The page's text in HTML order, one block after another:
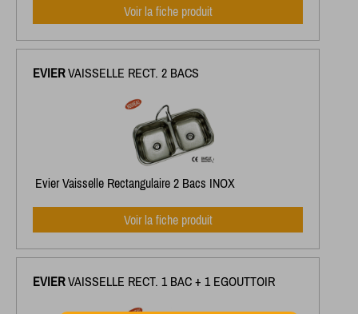
Voir la fiche produit
EVIERVAISSELLE RECT. 2 BACS
Evier Vaisselle Rectangulaire 2 Bacs INOX
Voir la fiche produit
EVIERVAISSELLE RECT. 1 BAC + 1 EGOUTTOIR